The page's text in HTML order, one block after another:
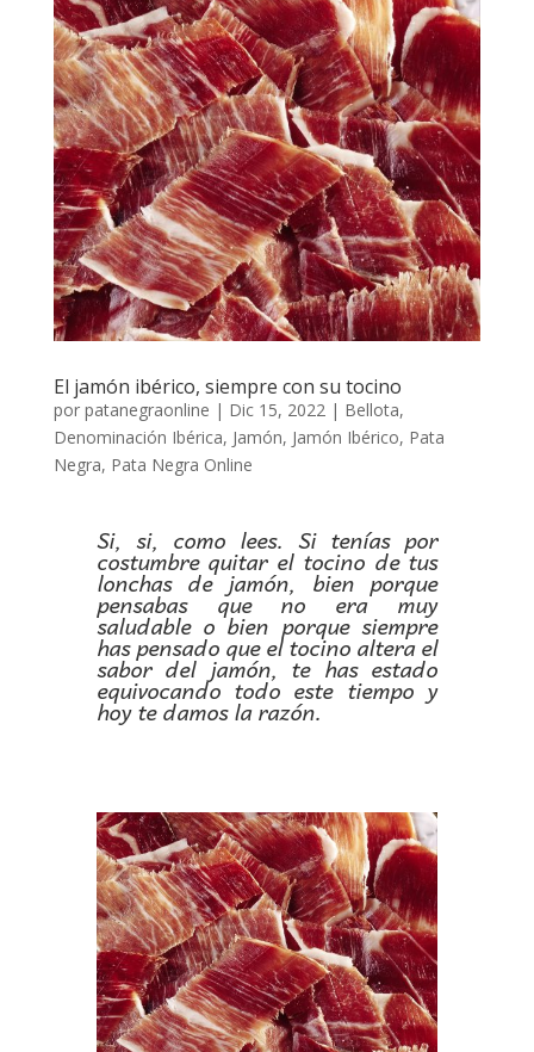
El jamón ibérico, siempre con su tocino
por patanegraonline | Dic 15, 2022 | Bellota,
Denominación Ibérica, Jamón, Jamón Ibérico, Pata
Negra, Pata Negra Online
Si, si, como lees. Si tenías por
costumbre quitar el tocino de tus
lonchas de jamón, bien porque
pensabas que no era muy
saludable o bien porque siempre
has pensado que el tocino altera el
sabor del jamón, te has estado
equivocando todo este tiempo y
hoy te damos la razón.